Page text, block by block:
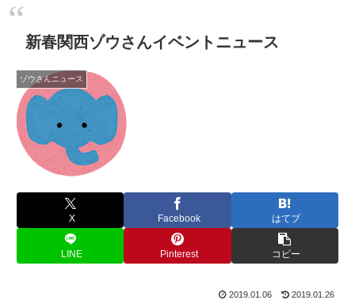
新春関西ゾウさんイベントニュース
ゾウさんニュース
X Facebook はてブ
LINE Pinterest コピー
2019.01.06 2019.01.26